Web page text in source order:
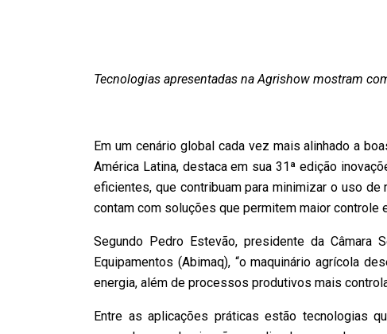
Tecnologias apresentadas na Agrishow mostram
Em um cenário global cada vez mais alinhado a
América Latina, destaca em sua 31ª edição
eficientes, que contribuam para minimizar o uso
contam com soluções que permitem maior controle
Segundo Pedro Estevão, presidente da
Equipamentos (Abimaq), “o maquinário agrícola
energia, além de processos produtivos mais
Entre as aplicações práticas estão tecnologias